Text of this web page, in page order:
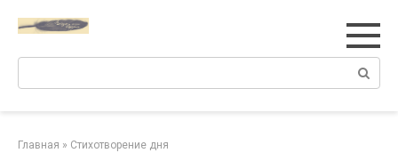
Главная » Стихотворение дня